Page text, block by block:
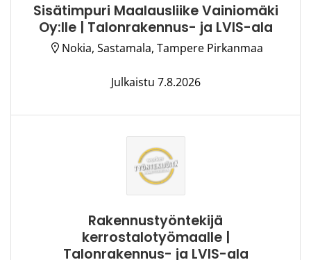
Sisätimpuri Maalausliike Vainiomäki
Oy:lle | Talonrakennus- ja LVIS-ala
Nokia, Sastamala, Tampere Pirkanmaa
Julkaistu 7.8.2026
Rakennustyöntekijä
kerrostalotyömaalle |
Talonrakennus- ja LVIS-ala